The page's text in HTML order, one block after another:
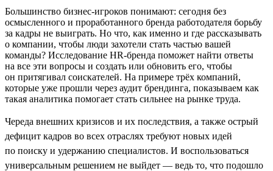
Большинство бизнес-игроков понимают: сегодня без
осмысленного и проработанного бренда работодателя борьбу
за кадры не выиграть. Но что, как именно и где рассказывать
о компании, чтобы люди захотели стать частью вашей
команды? Исследование HR-бренда поможет найти ответы
на все эти вопросы и создать или обновить его, чтобы
он притягивал соискателей. На примере трёх компаний,
которые уже прошли через аудит брендинга, показываем как
такая аналитика помогает стать сильнее на рынке труда.
Череда внешних кризисов и их последствия, а также острый
дефицит кадров во всех отраслях требуют новых идей
по поиску и удержанию специалистов. И воспользоваться
универсальным решением не выйдет — ведь то, что подошло